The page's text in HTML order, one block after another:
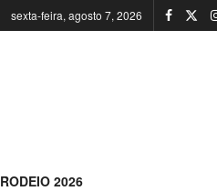
sexta-feira, agosto 7, 2026
RODEIO 2026